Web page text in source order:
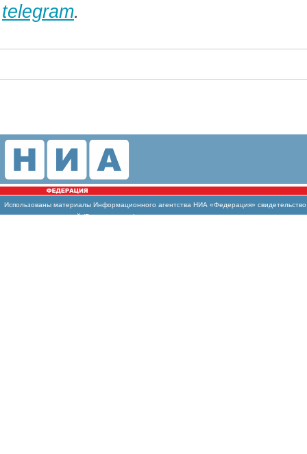
telegram.
Использованы материалы Информационного агентства НИА «Федерация»
массовых коммуникаций (Роскомнадзор)